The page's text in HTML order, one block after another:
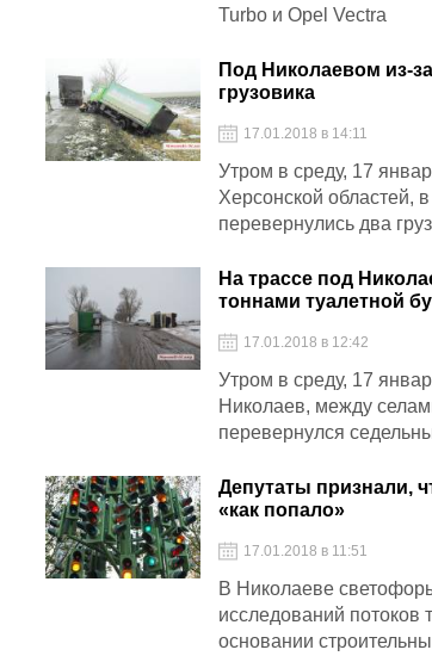
Turbo и Opel Vectra
Под Николаевом из-
грузовика
17.01.2018 в 14:11
Утром в среду, 17
Херсонской областей,
перевернулись два
На трассе под
тоннами туалетной
17.01.2018 в 12:42
Утром в среду, 17
Николаев, между
перевернулся
Депутаты признали,
«как попало»
17.01.2018 в 11:51
В Николаеве
исследований потоков
основании